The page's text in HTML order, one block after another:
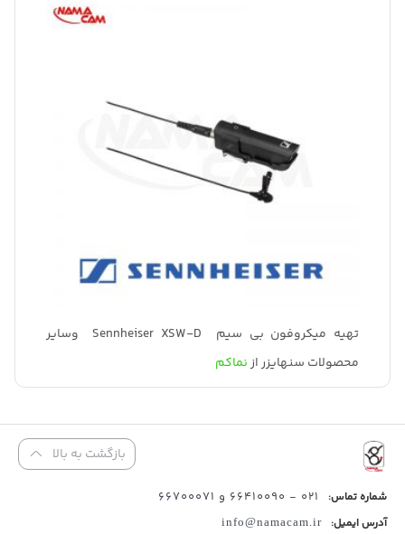
تهیه میکروفون بی سیم Sennheiser XSW-D وسایر
محصولات سنهایزر ازنماکم
بازگشت به بالا
شماره تماس: 021 - 66410090 و 66700071
آدرس ایمیل: info@namacam.ir